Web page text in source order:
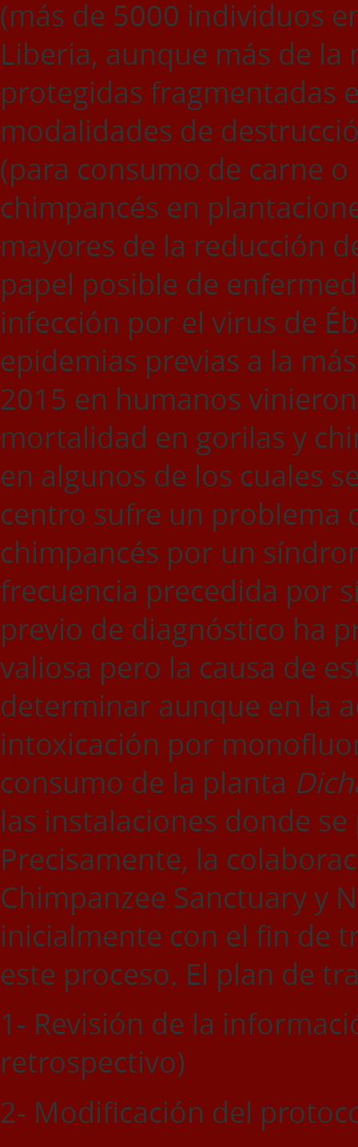
(más de 5000 individuos
Liberia, aunque más de la
protegidas fragmentadas
modalidades de
(para consumo de carne
chimpancés en
mayores de la reducción
papel posible de
infección por el virus de
epidemias previas a la
2015 en humanos
mortalidad en gorilas y
en algunos de los cuales
centro sufre un problema
chimpancés por un
frecuencia precedida por
previo de diagnóstico ha
valiosa pero la causa de
determinar aunque en la
intoxicación por
consumo de la planta
las instalaciones donde
Precisamente, la
Chimpanzee Sanctuary y
inicialmente con el fin de
este proceso. El plan de
1- Revisión de la
retrospectivo)
2- Modificación del